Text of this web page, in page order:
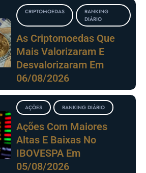
CRIPTOMOEDAS
RANKING
DIÁRIO
As Criptomoedas Que
Mais Valorizaram E
Desvalorizaram Em
06/08/2026
AÇÕES RANKING DIÁRIO
Ações Com Maiores
Altas E Baixas No
IBOVESPA Em
05/08/2026